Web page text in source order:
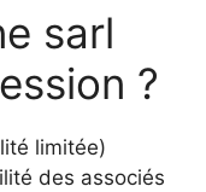
sarl
?
limitée)
des associés